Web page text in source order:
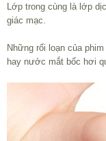
Lớp trong cùng là lớp
giác mạc.
Những rối loạn của
hay nước mắt bốc hơi